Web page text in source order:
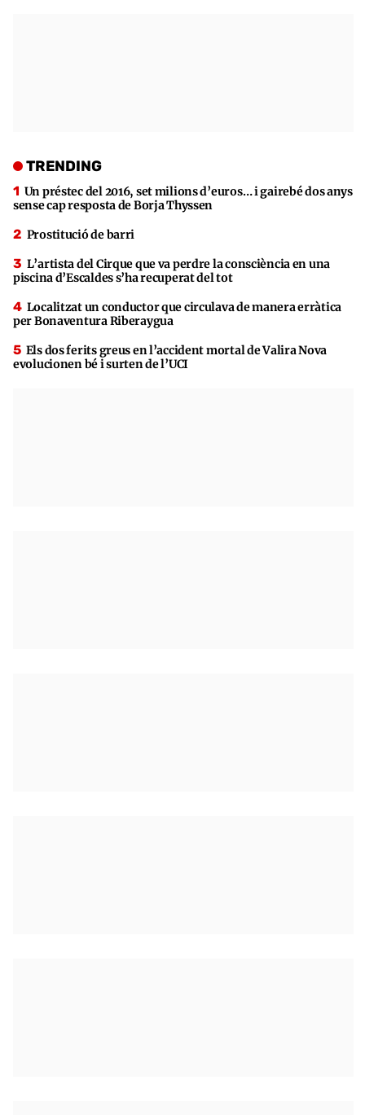
TRENDING
Un préstec del 2016, set milions d’euros… i gairebé dos anys
sense cap resposta de Borja Thyssen
Prostitució de barri
L’artista del Cirque que va perdre la consciència en una
piscina d’Escaldes s’ha recuperat del tot
Localitzat un conductor que circulava de manera erràtica
per Bonaventura Riberaygua
Els dos ferits greus en l’accident mortal de Valira Nova
evolucionen bé i surten de l’UCI